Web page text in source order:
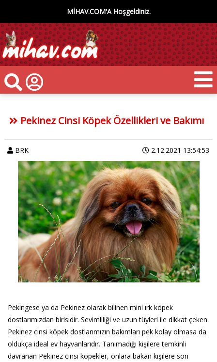
MİHAV.COM'A Hoşgeldiniz.
Pekinez Cinsi Köpek Özellikleri ve Bakımı
BRK 2.12.2021 13:54:53
Pekingese ya da Pekinez olarak bilinen mini ırk köpek
dostlarımızdan birisidir. Sevimliliği ve uzun tüyleri ile dikkat çeken
Pekinez cinsi köpek dostlarımızın bakımları pek kolay olmasa da
oldukça ideal ev hayvanlarıdır. Tanımadığı kişilere temkinli
davranan Pekinez cinsi köpekler, onlara bakan kişilere son